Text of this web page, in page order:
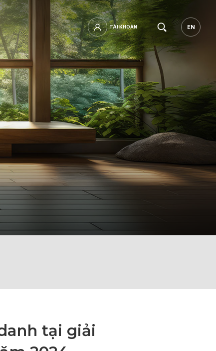
TÀI KHOẢN
TÀI KHOẢN
EN
tại giải
khẩu?
ĐĂNG NHẬP